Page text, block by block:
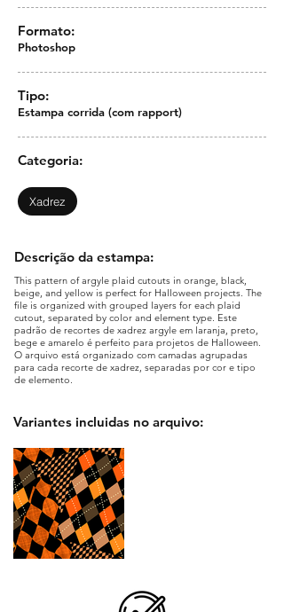
Formato:
Photoshop
Tipo:
Estampa corrida (com rapport)
Categoria:
Xadrez
Descrição da estampa:
This pattern of argyle plaid cutouts in orange, black,
beige, and yellow is perfect for Halloween projects. The
file is organized with grouped layers for each plaid
cutout, separated by color and element type. Este
padrão de recortes de xadrez argyle em laranja, preto,
bege e amarelo é perfeito para projetos de Halloween.
O arquivo está organizado com camadas agrupadas
para cada recorte de xadrez, separadas por cor e tipo
de elemento.
Variantes incluidas no arquivo: